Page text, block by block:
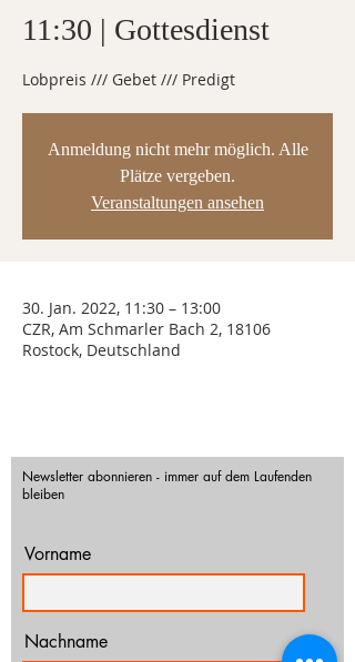
11:30 | Gottesdienst
Lobpreis /// Gebet /// Predigt
Anmeldung nicht mehr möglich. Alle
Plätze vergeben.
Veranstaltungen ansehen
30. Jan. 2022, 11:30 – 13:00
CZR, Am Schmarler Bach 2, 18106
Rostock, Deutschland
Newsletter abonnieren - immer auf dem Laufenden
bleiben
Vorname
Nachname